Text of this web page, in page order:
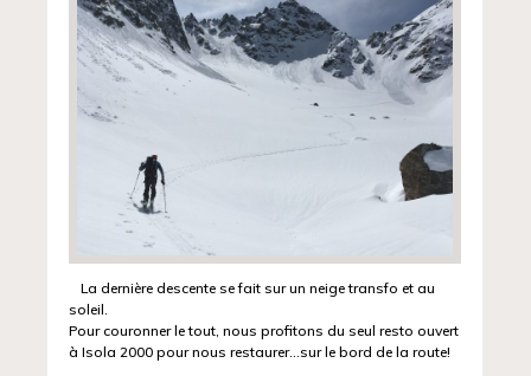
La dernière descente se fait sur un neige transfo et au
soleil.
Pour couronner le tout, nous profitons du seul resto ouvert
à Isola 2000 pour nous restaurer…sur le bord de la route!